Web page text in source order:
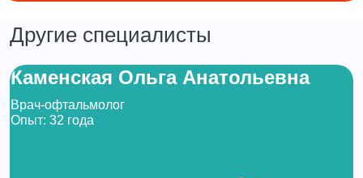
Другие специалисты
Каменская Ольга Анатольевна
Врач-офтальмолог
Опыт: 32 года